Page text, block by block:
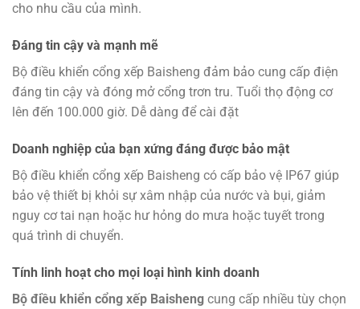
cho nhu cầu của mình.
Đáng tin cậy và mạnh mẽ
Bộ điều khiển cổng xếp Baisheng đảm bảo cung cấp điện
đáng tin cậy và đóng mở cổng trơn tru. Tuổi thọ động cơ
lên đến 100.000 giờ. Dễ dàng để cài đặt
Doanh nghiệp của bạn xứng đáng được bảo mật
Bộ điều khiển cổng xếp Baisheng có cấp bảo vệ IP67 giúp
bảo vệ thiết bị khỏi sự xâm nhập của nước và bụi, giảm
nguy cơ tai nạn hoặc hư hỏng do mưa hoặc tuyết trong
quá trình di chuyển.
Tính linh hoạt cho mọi loại hình kinh doanh
Bộ điều khiển cổng xếp Baisheng cung cấp nhiều tùy chọn